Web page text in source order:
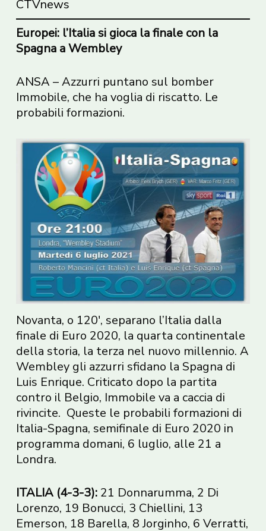
CTVnews
Europei: l’Italia si gioca la finale con la
Spagna a Wembley
ANSA – Azzurri puntano sul bomber
Immobile, che ha voglia di riscatto. Le
probabili formazioni.
Novanta, o 120′, separano l’Italia dalla
finale di Euro 2020, la quarta continentale
della storia, la terza nel nuovo millennio. A
Wembley gli azzurri sfidano la Spagna di
Luis Enrique. Criticato dopo la partita
contro il Belgio, Immobile va a caccia di
rivincite. Queste le probabili formazioni di
Italia-Spagna, semifinale di Euro 2020 in
programma domani, 6 luglio, alle 21 a
Londra.
ITALIA (4-3-3):21 Donnarumma, 2 Di
Lorenzo, 19 Bonucci, 3 Chiellini, 13
Emerson, 18 Barella, 8 Jorginho, 6 Verratti,